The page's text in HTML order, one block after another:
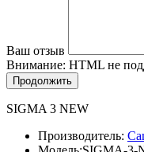
Ваш отзыв
Внимание: HTML не
Продолжить
SIGMA 3 NEW
Производитель: